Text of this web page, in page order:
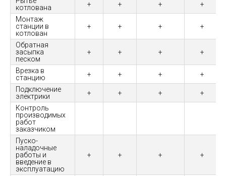
котлована
+ + +
+
Монтаж
станции в
котлован
+ + + +
Обратная
засыпка
песком
+ + + +
Врезка в
станцию
+ + +
+
Подключение
электрики
+ + +
+
Контроль
производимых
работ
заказчиком
Пуско-
наладочные
работы и
введение в
эксплуатацию
+ + + +